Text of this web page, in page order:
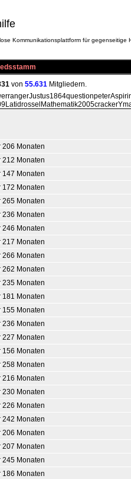
Kommunikationsplattform für gegenseitige
von 55.631 Mitgliedern.
206 Monaten
212 Monaten
147 Monaten
172 Monaten
265 Monaten
236 Monaten
246 Monaten
217 Monaten
266 Monaten
262 Monaten
235 Monaten
181 Monaten
155 Monaten
236 Monaten
227 Monaten
156 Monaten
258 Monaten
216 Monaten
230 Monaten
226 Monaten
242 Monaten
206 Monaten
207 Monaten
245 Monaten
186 Monaten